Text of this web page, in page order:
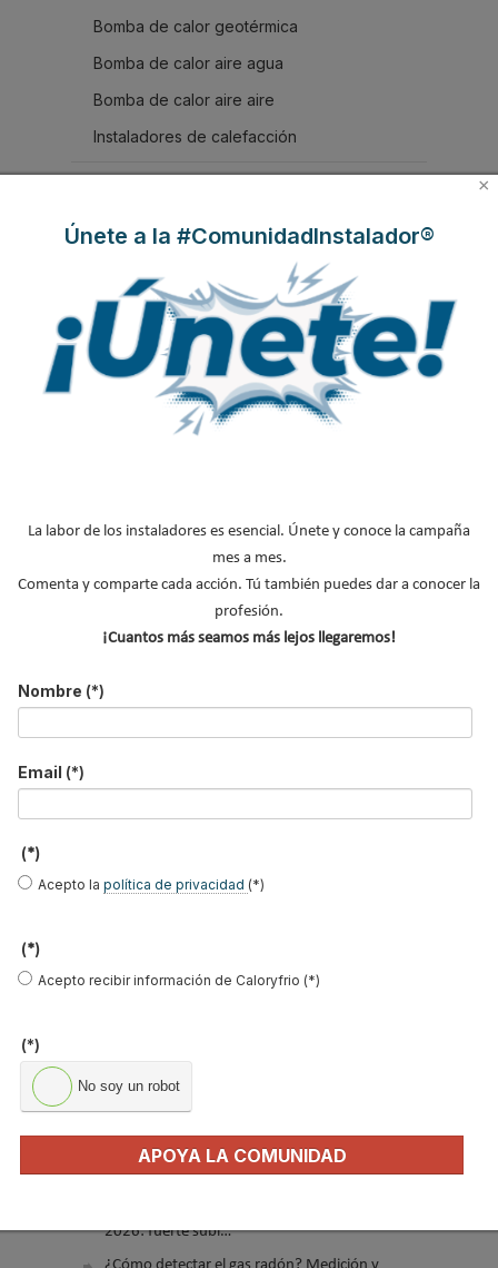
Bomba de calor geotérmica
Bomba de calor aire agua
Bomba de calor aire aire
Instaladores de calefacción
Suscríbete a
nuestros boletines
Y RECIBE EN TU EMAIL TODA LA
ACTUALIDAD DEL SECTOR
Ocupación *
*
Acepto lapolítica de privacidad
No soy un robot
Recuperadores de calor: qué son, cómo
funcionan y cuándo son…
Consejos para ahorrar con el aire
acondicionado
2026: fuerte subi…
×
Únete a la #ComunidadInstalador®
La labor de los instaladores es esencial. Únete y conoce la campaña
mes a mes.
Comenta y comparte cada acción. Tú también puedes dar a conocer la
profesión.
¡Cuantos más seamos más lejos llegaremos!
Nombre (*)
Email (*)
(*)
Acepto la política de privacidad (*)
(*)
Acepto recibir información de Caloryfrio (*)
(*)
No soy un robot
APOYA LA COMUNIDAD